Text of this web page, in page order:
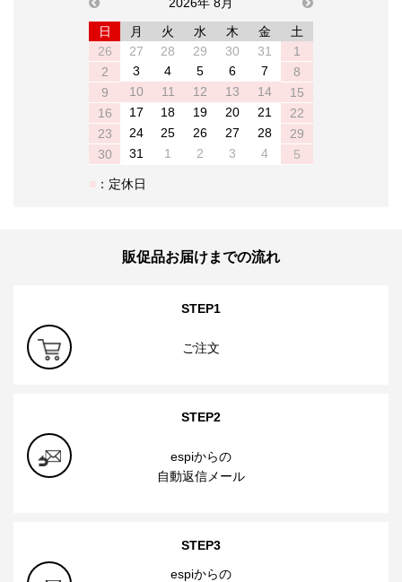
日
月 火 水 木 金
土
26
27 28 29 30 31
1
2
3 4 5 6 7
8
9
10 11 12 13 14
15
16
17 18 19 20 21
22
23
24 25 26 27 28
29
30
31 1 2 3 4 5
：定休日
販促品お届けまでの流れ
STEP1
ご注文
STEP2
espiからの
自動返信メール
STEP3
espiからの